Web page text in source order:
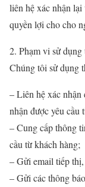
liên hệ xác nhận
quyền lợi cho cho
2. Phạm vi sử dụng
Chúng tôi sử dụng
– Liên hệ xác nhận
nhận được yêu cầu
– Cung cấp thông
cầu từ khách hàng;
– Gửi email tiếp
– Gửi các thông